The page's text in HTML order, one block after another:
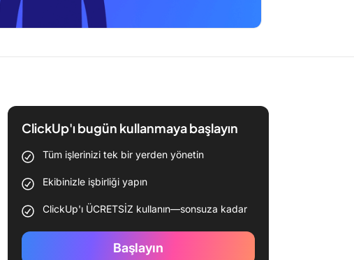
ClickUp'ı bugün kullanmaya başlayın
Tüm işlerinizi tek bir yerden yönetin
Ekibinizle işbirliği yapın
ClickUp'ı ÜCRETSİZ kullanın—sonsuza kadar
Başlayın